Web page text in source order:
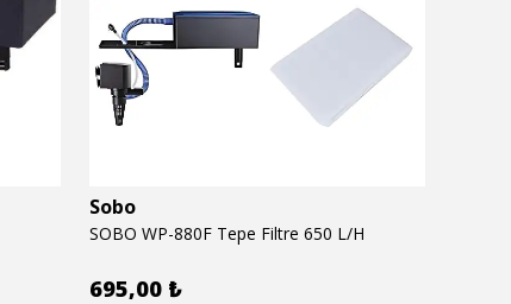
Sobo
SOBO WP-880F Tepe Filtre 650 L/H
695,00 ₺